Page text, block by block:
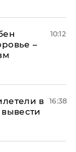
–
10:12
в
16:38